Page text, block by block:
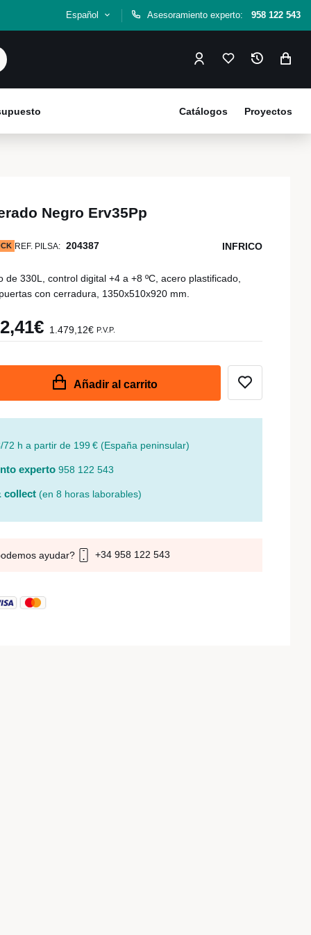
Español Asesoramiento experto: 958 122 543
Proyectos
Catálogos
Negro Erv35Pp
REF. PILSA: 204387 INFRICO
330L, control digital +4 a +8 ºC, acero plastificado,
con cerradura, 1350x510x920 mm.
1.479,12€ P.V.P.
Añadir al carrito
72 h a partir de 199 € (España peninsular)
experto 958 122 543
collect (en 8 horas laborables)
ayudar? +34 958 122 543